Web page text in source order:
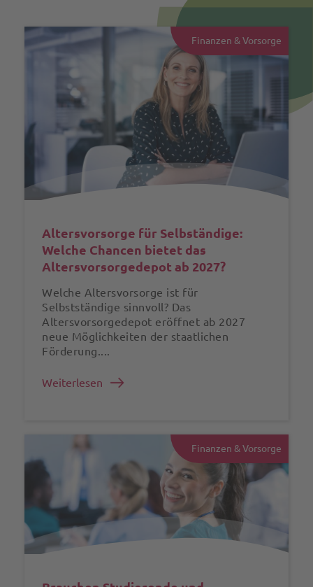
Finanzen & Vorsorge
Altersvorsorge für Selbständige:
Welche Chancen bietet das
Altersvorsorgedepot ab 2027?
Welche Altersvorsorge ist für
Selbstständige sinnvoll? Das
Altersvorsorgedepot eröffnet ab 2027
neue Möglichkeiten der staatlichen
Förderung....
Weiterlesen
Finanzen & Vorsorge